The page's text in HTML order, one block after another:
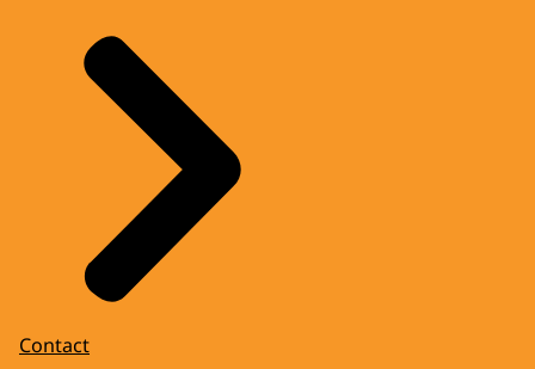
Contact